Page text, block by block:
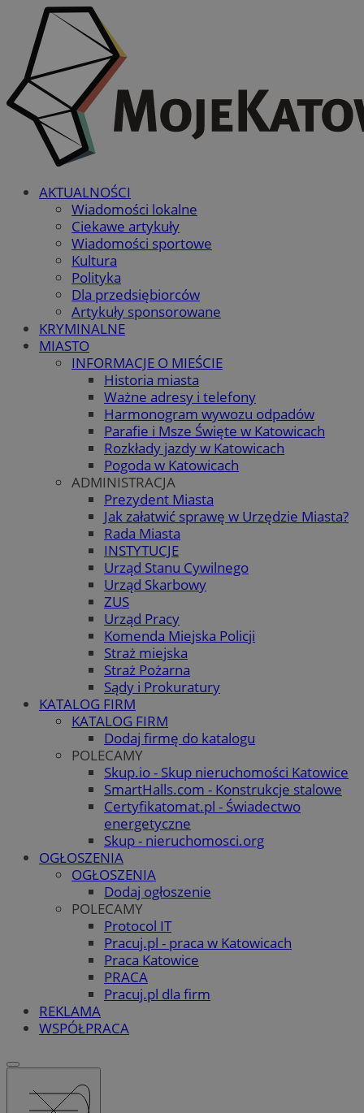
AKTUALNOŚCI
Wiadomości lokalne
Ciekawe artykuły
Wiadomości sportowe
Kultura
Polityka
Dla przedsiębiorców
Artykuły sponsorowane
KRYMINALNE
MIASTO
INFORMACJE O MIEŚCIE
Historia miasta
Ważne adresy i telefony
Harmonogram wywozu odpadów
Parafie i Msze Święte w Katowicach
Rozkłady jazdy w Katowicach
Pogoda w Katowicach
ADMINISTRACJA
Prezydent Miasta
Jak załatwić sprawę w Urzędzie Miasta?
Rada Miasta
INSTYTUCJE
Urząd Stanu Cywilnego
Urząd Skarbowy
ZUS
Urząd Pracy
Komenda Miejska Policji
Straż miejska
Straż Pożarna
Sądy i Prokuratury
KATALOG FIRM
KATALOG FIRM
Dodaj firmę do katalogu
POLECAMY
Skup.io - Skup nieruchomości Katowice
SmartHalls.com - Konstrukcje stalowe
Certyfikatomat.pl - Świadectwo
energetyczne
Skup - nieruchomosci.org
OGŁOSZENIA
OGŁOSZENIA
Dodaj ogłoszenie
POLECAMY
Protocol IT
Pracuj.pl - praca w Katowicach
Praca Katowice
PRACA
Pracuj.pl dla firm
REKLAMA
WSPÓŁPRACA